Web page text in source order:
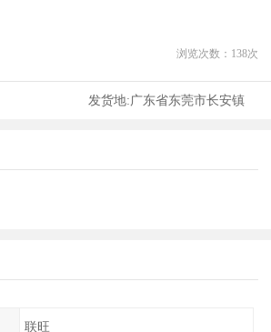
浏览次数： 138次
发货地:广东省东莞市长安镇
联旺